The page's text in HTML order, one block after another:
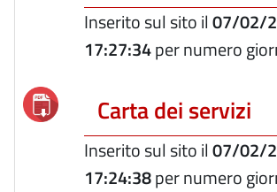
Inserito sul sito il07/02/
17:27:34per numero
Carta dei servizi
Inserito sul sito il07/02/
17:24:38per numero